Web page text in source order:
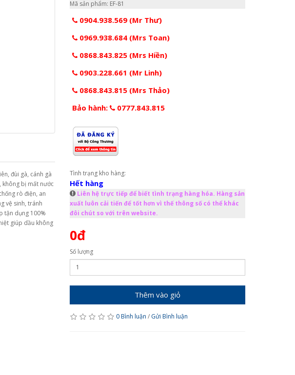
đùi gà, cánh gà
không bị mất nước
rò điện, an
vệ sinh, tránh
tận dụng 100%
giúp dầu không
Mã sản phẩm: EF-81
0904.938.569 (Mr Thư)
0969.938.684 (Mrs Toan)
0868.843.825 (Mrs Hiền)
0903.228.661 (Mr Linh)
0868.843.815 (Mrs Thảo)
Bảo hành:
0777.843.815
Tình trạng kho hàng:
Hết hàng
Liên hệ trực tiếp để biết tình trạng hàng hóa. Hàng sản
xuất luôn cải tiến để tốt hơn vì thế thông số có thể khác
đôi chút so với trên website.
0đ
Số lượng
Thêm vào giỏ
0 Bình luận / Gửi Bình luận